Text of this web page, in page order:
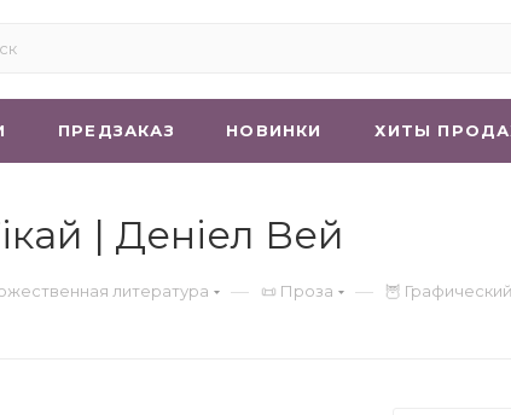
ПРЕДЗАКАЗ НОВИНКИ ХИТЫ
| Деніел Вей
литература — 📜 Проза — 🦉